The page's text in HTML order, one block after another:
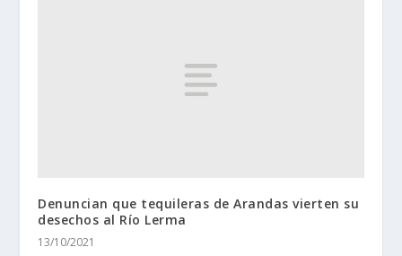
Denuncian que tequileras de Arandas vierten su
desechos al Río Lerma
13/10/2021